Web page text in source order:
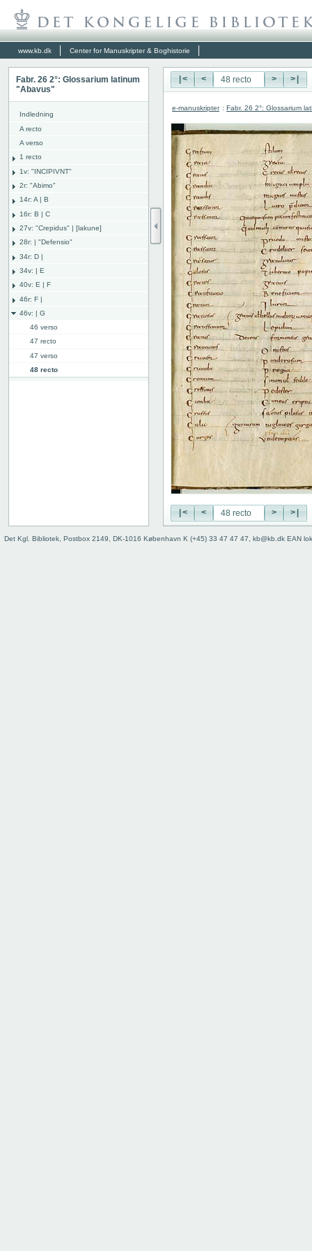
www.kb.dk Center for Manuskripter & Boghistorie
Fabr. 26 2°: Glossarium latinum
"Abavus"
Indledning
A recto
A verso
1 recto
1v: "INCIPIVNT"
2r: "Abimo"
14r: A | B
16r: B | C
27v: "Crepidus" | [lakune]
28r: | "Defensio"
34r: D |
34v: | E
40v: E | F
46r: F |
46v: | G
46 verso
47 recto
47 verso
48 recto
|< < > >|
e-manuskripter : Fabr. 26 2°: Glossarium
|< < > >|
Det Kgl. Bibliotek, Postbox 2149, DK-1016 København K (+45) 33 47 47 47, kb@kb.dk EAN